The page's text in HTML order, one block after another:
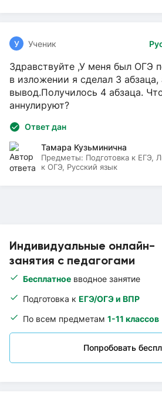
Индивидуальные онлайн-
занятия с педагогами
Бесплатное вводное занятие
Подготовка к ЕГЭ/ОГЭ и ВПР
По всем предметам 1-11 классов
Попробовать
У Ученик
Здравствуйте ,У меня был ОГЭ
в изложении я сделал 3 абзаца,
вывод.Получилось 4 абзаца.
аннулируют?
Ответ дан
Тамара Кузьминична
Предметы: Подготовка к ЕГЭ,
к ОГЭ, Русский язык